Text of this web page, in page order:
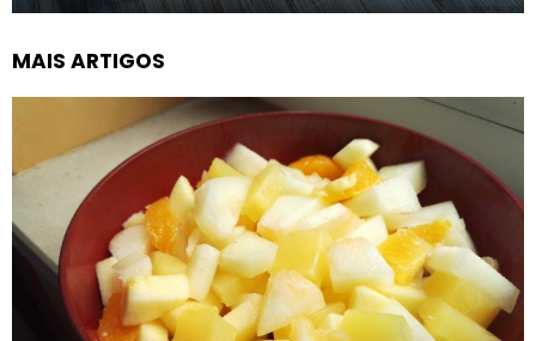
MAIS ARTIGOS